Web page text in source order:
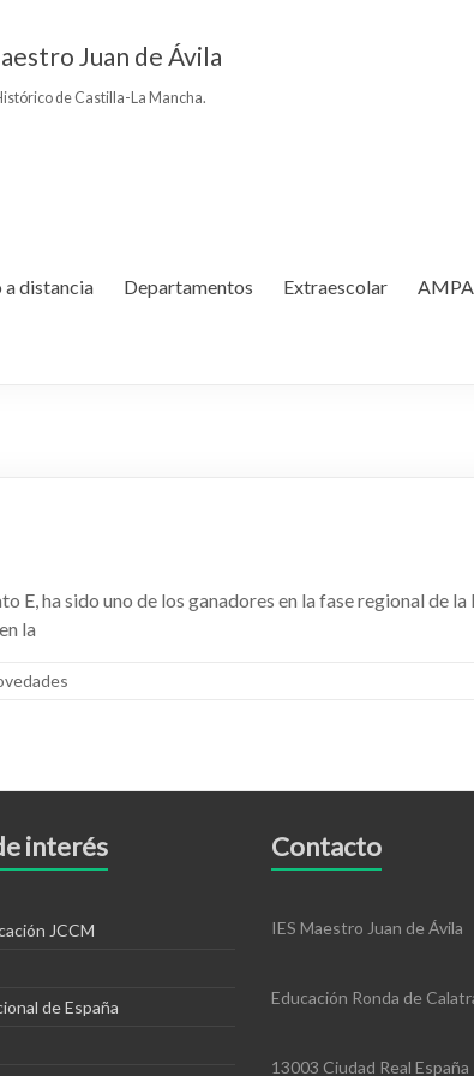
Juan de Ávila
de Castilla-La Mancha.
distancia Departamentos Extraescolar AMPA
E, ha sido uno de los ganadores en la fase regional de
la
interés
JCCM
de España
Contacto
IES Maestro Juan de Ávila
Educación Ronda de
13003 Ciudad Real España